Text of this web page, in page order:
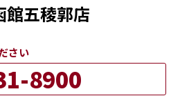
館五稜郭店
さい
8900